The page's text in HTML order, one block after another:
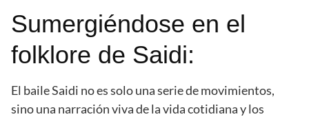
Sumergiéndose en el
folklore de Saidi:
El baile Saidi no es solo una serie de movimientos,
sino una narración viva de la vida cotidiana y los